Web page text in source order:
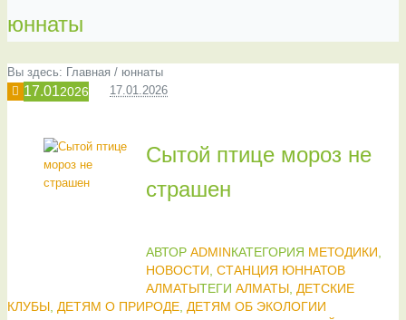
юннаты
Вы здесь: Главная / юннаты
17.012026 17.01.2026
Сытой птице мороз не
страшен
АВТОР ADMINКАТЕГОРИЯ МЕТОДИКИ
НОВОСТИ СТАНЦИЯ ЮННАТОВ
АЛМАТЫТЕГИ АЛМАТЫ, ДЕТСКИЕ
КЛУБЫ ДЕТЯМ О ПРИРОДЕ ДЕТЯМ ОБ ЭКОЛОГИИ